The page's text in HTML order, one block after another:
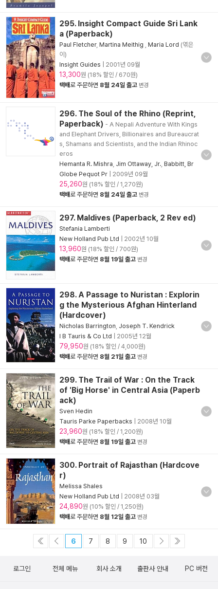
295. Insight Compact Guide Sri Lank
a (Paperback)
Paul Fletcher, Martina Meithig Maria Lord (엮은
이)
Insight Guides
2001년 09월
13,300원 (18% 할인 / 670원)
택배로 주문하면 8월 24일 출고 변경
296. The Soul of the Rhino (Reprint,
Paperback) - A Nepali Adventure With Kings
and Elephant Drivers, Billionaires and Bureaucrat
s, Shamans and Scientists, and the Indian Rhinoc
eros
Hemanta R. Mishra Jim Ottaway, Jr. Babbitt, Br
Globe Pequot Pr
2009년 09월
25,260원 (18% 할인 / 1,270원)
택배로 주문하면 8월 24일 출고 변경
297. Maldives (Paperback, 2 Rev ed)
Stefania Lamberti
New Holland Pub Ltd
2002년 10월
13,960원 (18% 할인 / 700원)
택배로 주문하면 8월 19일 출고 변경
298. A Passage to Nuristan : Explorin
g the Mysterious Afghan Hinterland
(Hardcover)
Nicholas Barrington Joseph T. Kendrick
I B Tauris & Co Ltd
2005년 12월
79,950원 (18% 할인 / 4,000원)
택배로 주문하면 8월 21일 출고 변경
299. The Trail of War : On the Track
of 'Big Horse' in Central Asia (Paperb
ack)
Sven Hedin
Tauris Parke Paperbacks
2008년 10월
23,960원 (18% 할인 / 1,200원)
택배로 주문하면 8월 19일 출고 변경
300. Portrait of Rajasthan (Hardcove
r)
Melissa Shales
New Holland Pub Ltd
2008년 03월
24,890원 (10% 할인 / 1,250원)
택배로 주문하면 8월 12일 출고 변경
6 7 8 9 10
로그인 전체 메뉴 회사 소개 출판사 안내 PC 버전